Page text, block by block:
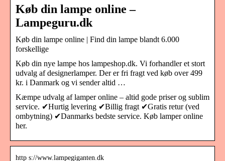
Køb din lampe online –
Lampeguru.dk
Køb din lampe online | Find din lampe blandt 6.000
forskellige
Køb din nye lampe hos lampeshop.dk. Vi forhandler et stort
udvalg af designerlamper. Der er fri fragt ved køb over 499
kr. i Danmark og vi sender altid …
Kæmpe udvalg af lamper online – altid gode priser og sublim
service. ✔Hurtig levering ✔Billig fragt ✔Gratis retur (ved
ombytning) ✔Danmarks bedste service. Køb lamper online
her.
http s://www.lampegiganten.dk